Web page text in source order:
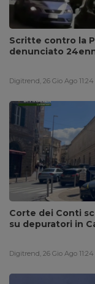
Scritte contro la
denunciato
Digitrend, 26 Gio Ago 11:24
Corte dei Conti
su depuratori in
Digitrend, 26 Gio Ago 11:24